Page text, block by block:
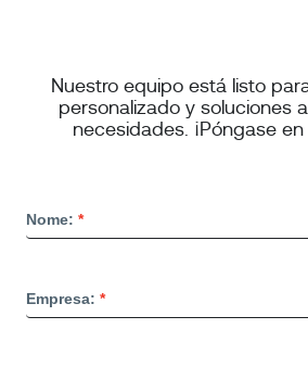
Nuestro equipo está listo
personalizado y soluciones
necesidades. ¡Póngase
Nome:
Empresa: